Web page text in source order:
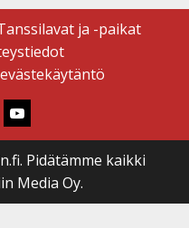
ja -paikat
Youtube
Pidätämme kaikki
Media Oy.